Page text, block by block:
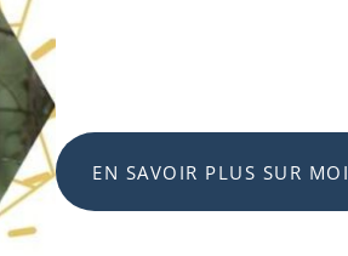
EN SAVOIR PLUS SUR MOI